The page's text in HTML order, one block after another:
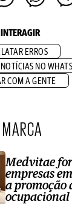
INTERAGIR
ERROS
NOTÍCIAS NO WHATS
COM A GENTE
Medvitae
empresas
a promoção
ocupacional